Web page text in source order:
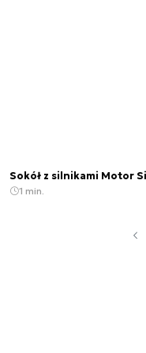
Sokół z silnikami Motor
1 min.